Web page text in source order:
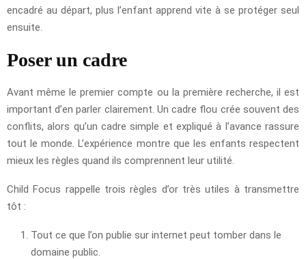
encadré au départ, plus l’enfant apprend vite à se protéger seul
ensuite.
Poser un cadre
Avant même le premier compte ou la première recherche, il est
important d’en parler clairement. Un cadre flou crée souvent des
conflits, alors qu’un cadre simple et expliqué à l’avance rassure
tout le monde. L’expérience montre que les enfants respectent
mieux les règles quand ils comprennent leur utilité.
Child Focus rappelle trois règles d’or très utiles à transmettre
tôt :
Tout ce que l’on publie sur internet peut tomber dans le
domaine public.